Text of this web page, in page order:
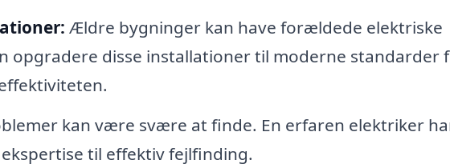
Ældre bygninger kan have forældede elektriske
opgradere disse installationer til moderne standarder
kan være svære at finde. En erfaren elektriker
til effektiv fejlfinding.